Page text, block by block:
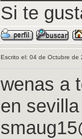
Si te
Escrito el: 04 de Octubre de
wenas a
en